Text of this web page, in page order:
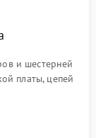
и шестерней
платы, цепей
механизма